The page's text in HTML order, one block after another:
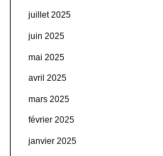
juillet 2025
juin 2025
mai 2025
avril 2025
mars 2025
février 2025
janvier 2025